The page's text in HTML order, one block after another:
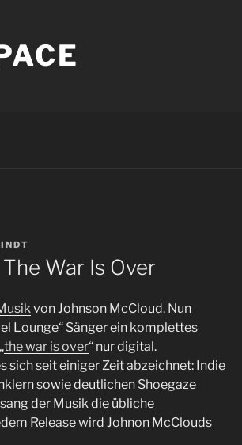
War Is Over
von Johnson McCloud. Nun
Lounge“ Sänger ein komplettes
the war is over“ nur digital.
sich seit einiger Zeit abzeichnet: Indie
sowie deutlichen Shoegaze
der Musik die übliche
Release wird Johnon McClouds